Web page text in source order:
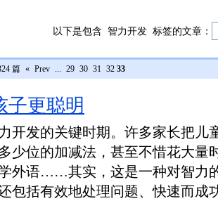
以下是包含 智力开发 标签的文章：
篇 « Prev ... 29 30 31 32 33
子更聪明
开发的关键时期。许多家长把儿
少位的加减法，甚至不惜花大量
外语……其实，这是一种对智力
包括有效地处理问题、快速而成